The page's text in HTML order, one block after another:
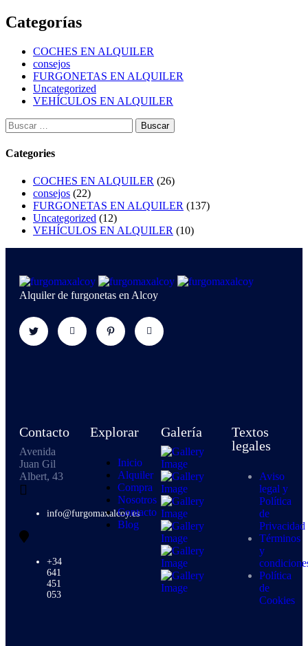
Categorías
COCHES EN ALQUILER
consejos
FURGONETAS EN ALQUILER
Uncategorized
VEHÍCULOS EN ALQUILER
Categories
COCHES EN ALQUILER (26)
consejos (22)
FURGONETAS EN ALQUILER (137)
Uncategorized (12)
VEHÍCULOS EN ALQUILER (10)
Alquiler de furgonetas en Alcoy
Contacto
Avenida
Juan Gil
Albert, 43
info@furgomaxalcoy.es
+34
641
451
053
Explorar
Inicio
Alquiler
Compra
Nosotros
Contacto
Blog
Galería
Textos
legales
Aviso
legal y
Política
de
Privacidad
Términos
y
Política
de
Cookies